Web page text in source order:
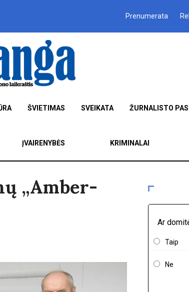
Prenumerata
ŠVIETIMAS SVEIKATA ŽURNALISTO
ĮVAIRENYBĖS KRIMINALAI
„Amber-
Ar
Taip
Ne